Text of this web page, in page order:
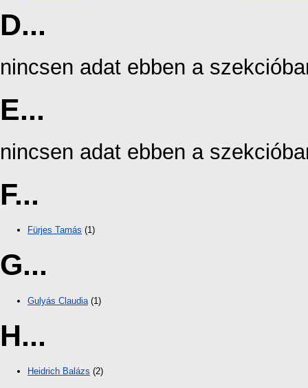
D...
nincsen adat ebben a
E...
nincsen adat ebben a
F...
Fürjes Tamás (1)
G...
Gulyás Claudia (1)
H...
Heidrich Balázs (2)